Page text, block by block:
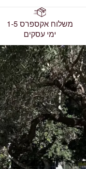
משלוח אקספרס 1-5
ימי עסקים